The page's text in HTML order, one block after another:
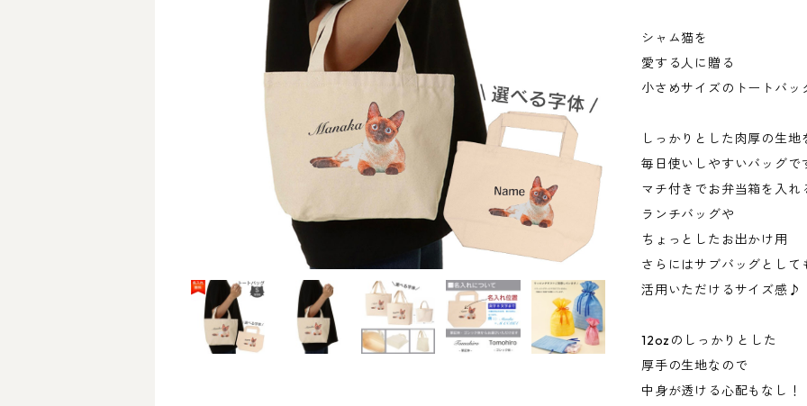
シャム猫を
愛する人に贈る
小さめサイズのトートバ
しっかりとした肉厚の生地
毎日使いしやすいバッグで
マチ付きでお弁当箱を入れ
ランチバッグや
ちょっとしたお出かけ用
さらにはサブバッグとして
活用いただけるサイズ感♪
12ozのしっかりとした
厚手の生地なので
中身が透ける心配もなし！